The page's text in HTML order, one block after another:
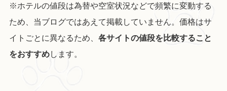
※ホテルの値段は為替や空室状況などで頻繁に変動する
ため、当ブログではあえて掲載していません。価格はサ
イトごとに異なるため、 各サイトの値段を比較すること
をおすすめします。